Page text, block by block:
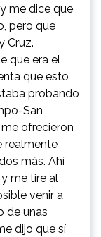
me dice que
pero que
Cruz.
que era el
que esto
probando
San
ofrecieron
realmente
más. Ahí
me tire al
venir a
de unas
dijo que sí